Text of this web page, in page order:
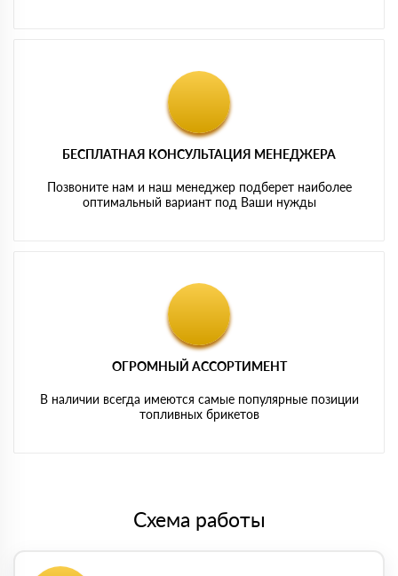
БЕСПЛАТНАЯ КОНСУЛЬТАЦИЯ МЕНЕДЖЕРА
Позвоните нам и наш менеджер подберет наиболее
оптимальный вариант под Ваши нужды
ОГРОМНЫЙ АССОРТИМЕНТ
В наличии всегда имеются самые популярные позиции
топливных брикетов
Схема работы